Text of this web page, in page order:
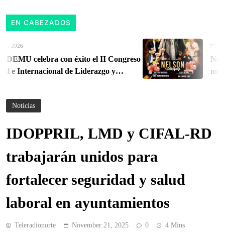
EN CABEZADOS
celebra con éxito el II Congreso
de Liderazgo y
August 6,
Nelson
musical
Noticias
IDOPPRIL, LMD y CIFAL-RD
trabajarán unidos para
fortalecer seguridad y salud
laboral en ayuntamientos
Teleradionorte November 21, 2025 0 4 Mins